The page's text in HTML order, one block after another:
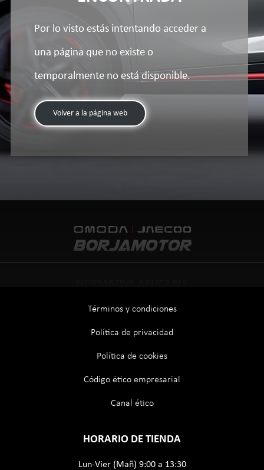
Por lo visto estás intentando acceder a
una página que no existe o
temporalmente no está disponible.
Volver a la página web
Términos y condiciones
Política de privacidad
Política de cookies
Código ético empresarial
Canal ético
HORARIO DE TIENDA
Lun-Vier (Mañ) 9:00 a 13:30